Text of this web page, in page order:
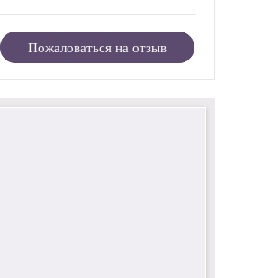
Пожаловаться на отзыв